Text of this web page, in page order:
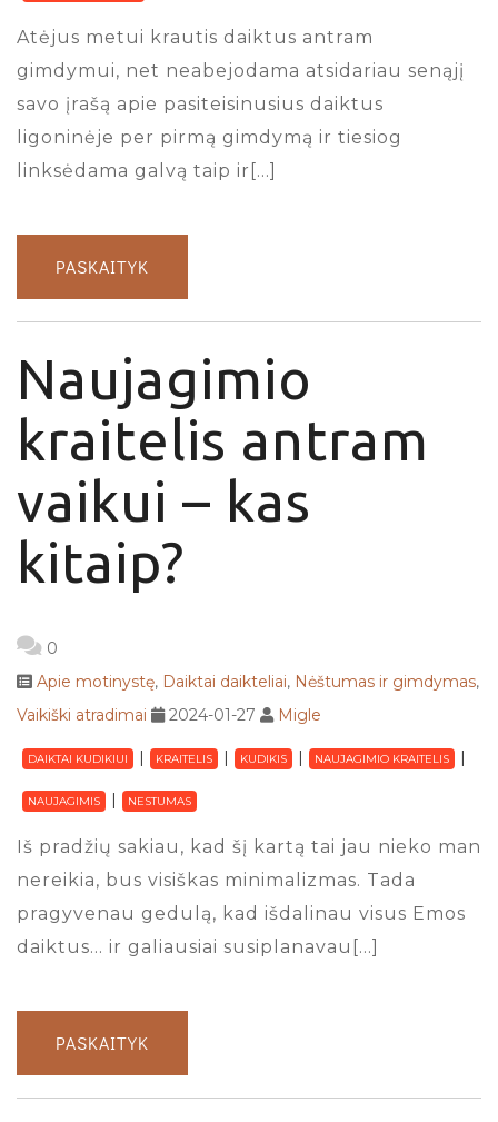
Atėjus metui krautis daiktus antram
gimdymui, net neabejodama atsidariau senąjį
savo įrašą apie pasiteisinusius daiktus
ligoninėje per pirmą gimdymą ir tiesiog
linksėdama galvą taip ir[…]
PASKAITYK
Naujagimio
kraitelis antram
vaikui – kas
kitaip?
0
Apie motinystę, Daiktai daikteliai, Nėštumas ir gimdymas,
Vaikiški atradimai
2024-01-27 Migle
DAIKTAI KUDIKIUI KRAITELIS KUDIKIS NAUJAGIMIO KRAITELIS
NAUJAGIMIS NESTUMAS
Iš pradžių sakiau, kad šį kartą tai jau nieko man
nereikia, bus visiškas minimalizmas. Tada
pragyvenau gedulą, kad išdalinau visus Emos
daiktus… ir galiausiai susiplanavau[…]
PASKAITYK